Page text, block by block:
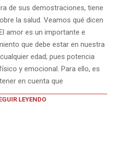
de sus demostraciones, tiene
la salud. Veamos qué dicen
amor es un importante e
que debe estar en nuestra
edad; pues potencia
y emocional. Para ello, es
en cuenta que
LEYENDO